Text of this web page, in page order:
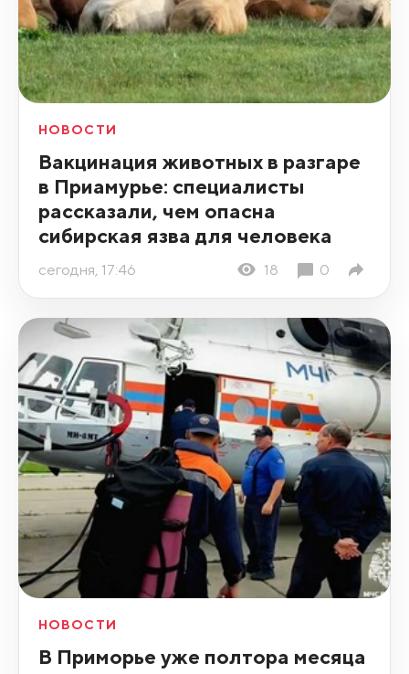
НОВОСТИ
Вакцинация животных в разгаре
в Приамурье: специалисты
рассказали, чем опасна
сибирская язва для человека
сегодня, 17:46 18 0
НОВОСТИ
В Приморье уже полтора месяца